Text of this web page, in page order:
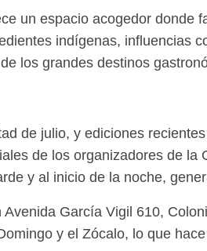
un espacio acogedor donde
indígenas, influencias
los grandes destinos
de julio, y ediciones
de los organizadores de
y al inicio de la noche,
García Vigil 610,
y el Zócalo, lo que